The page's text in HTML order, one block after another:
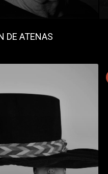
DE ATENAS